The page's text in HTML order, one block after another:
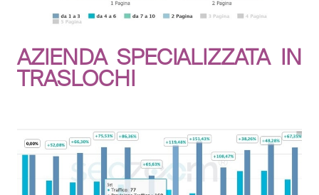
AZIENDA SPECIALIZZATA IN
TRASLOCHI